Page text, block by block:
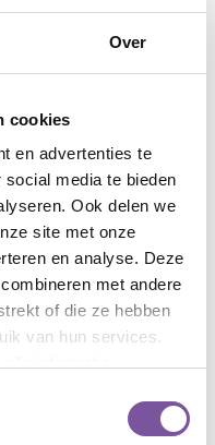
Over
cookies
en advertenties te
media te bieden
Ook delen we
site met onze
en analyse. Deze
met andere
of die ze hebben
van hun services.